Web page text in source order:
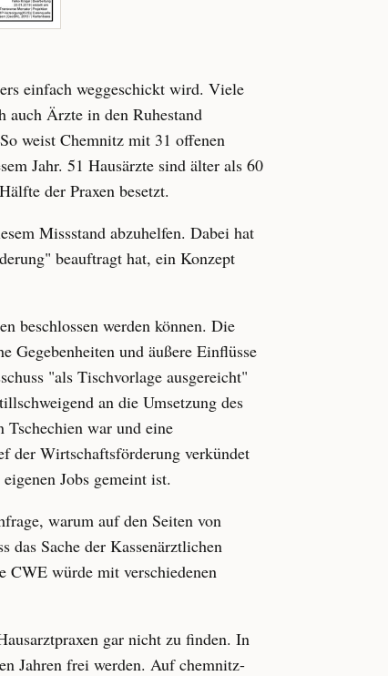
einfach weggeschickt wird. Viele
auch Ärzte in den Ruhestand
weist Chemnitz mit 31 offenen
Jahr. 51 Hausärzte sind älter als 60
der Praxen besetzt.
Missstand abzuhelfen. Dabei hat
beauftragt hat, ein Konzept
beschlossen werden können. Die
und äußere Einflüsse
"als Tischvorlage ausgereicht"
an die Umsetzung des
Tschechien war und eine
der Wirtschaftsförderung verkündet
Jobs gemeint ist.
warum auf den Seiten von
das Sache der Kassenärztlichen
CWE würde mit verschiedenen
gar nicht zu finden. In
Jahren frei werden. Auf chemnitz-